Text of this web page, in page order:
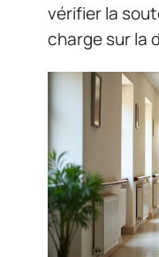
vérifier la
charge sur la